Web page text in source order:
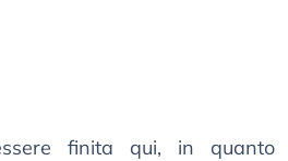
finita qui, in quanto